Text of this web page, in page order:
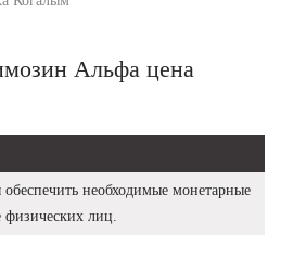
Альфа цена
необходимые монетарные
лиц.